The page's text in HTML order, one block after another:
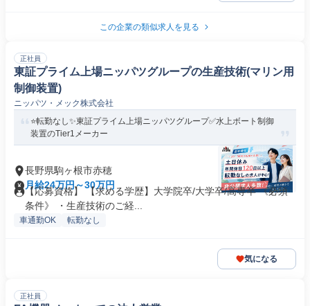
この企業の類似求人を見る
正社員
東証プライム上場ニッパツグループの生産技術(マリン用
制御装置)
ニッパツ・メック株式会社
⭐転勤なし✨東証プライム上場ニッパツグループ✅水上ボート制御
装置のTier1メーカー
長野県駒ヶ根市赤穂
月給24万円～30万円
【応募資格】 【求める学歴】大学院卒/大学卒/高専卒 《必須
条件》 ・生産技術のご経...
車通勤OK 転勤なし
気になる
正社員